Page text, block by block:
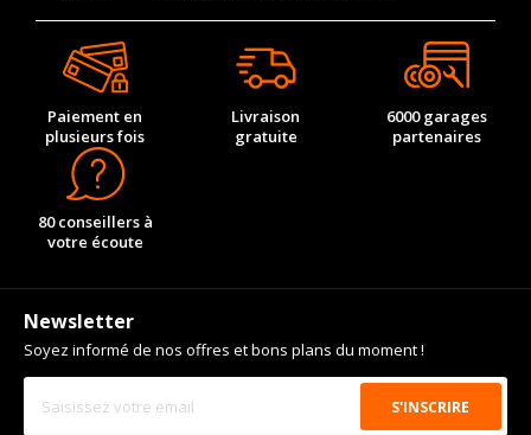
Paiement en
plusieurs fois
Livraison
gratuite
6000 garages
partenaires
80 conseillers à
votre écoute
Newsletter
Soyez informé de nos offres et bons plans du moment !